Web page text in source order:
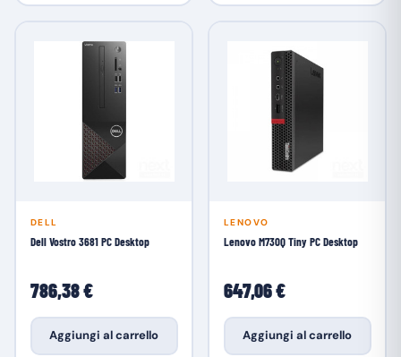
DELL
Dell Vostro 3681 PC Desktop
786,38 €
Aggiungi al carrello
LENOVO
Lenovo M730Q Tiny PC Desktop
647,06 €
Aggiungi al carrello